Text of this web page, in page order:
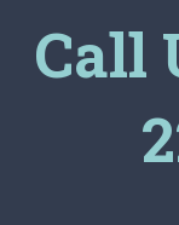
Call